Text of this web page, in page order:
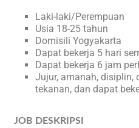
Laki-laki/Perempuan
Usia 18-25 tahun
Domisili Yogyakarta
Dapat bekerja 5 hari
Dapat bekerja 6 jam
Jujur, amanah, disiplin,
tekanan, dan dapat
JOB DESKRIPSI